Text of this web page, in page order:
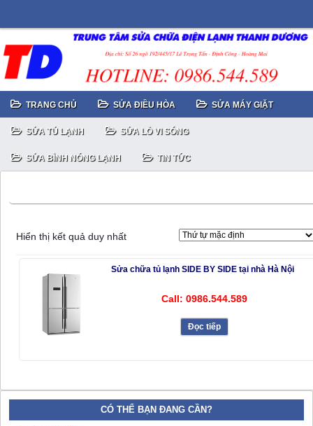
TRANG CHỦ SỬA ĐIỀU HÒA SỬA MÁY GIẶT
SỬA TỦ LẠNH SỬA LÒ VI SÓNG
SỬA BÌNH NÓNG LẠNH TIN TỨC
Hiển thị kết quả duy nhất
Sửa chữa tủ lạnh SIDE BY SIDE tại nhà Hà Nội
Call: 0986.544.589
Đọc tiếp
CÓ THỂ BẠN ĐANG CẦN?